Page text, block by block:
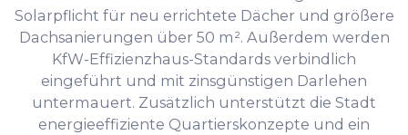
Solarpflicht für neu errichtete Dächer und größere
Dachsanierungen über 50 m². Außerdem werden
KfW-Effizienzhaus-Standards verbindlich
eingeführt und mit zinsgünstigen Darlehen
untermauert. Zusätzlich unterstützt die Stadt
energieeffiziente Quartierskonzepte und ein